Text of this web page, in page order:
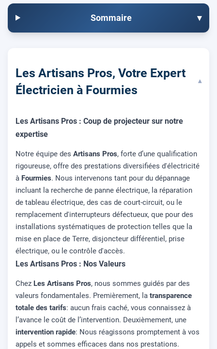
Sommaire ▾
Les Artisans Pros, Votre Expert
Électricien à Fourmies
▾
Les Artisans Pros : Coup de projecteur sur notre
expertise
Notre équipe des Artisans Pros, forte d’une qualification
rigoureuse, offre des prestations diversifiées d'électricité
à Fourmies. Nous intervenons tant pour du dépannage
incluant la recherche de panne électrique, la réparation
de tableau électrique, des cas de court-circuit, ou le
remplacement d'interrupteurs défectueux, que pour des
installations systématiques de protection telles que la
mise en place de Terre, disjoncteur différentiel, prise
électrique, ou le contrôle d'accès.
Les Artisans Pros : Nos Valeurs
Chez Les Artisans Pros, nous sommes guidés par des
valeurs fondamentales. Premièrement, la transparence
totale des tarifs: aucun frais caché, vous connaissez à
l’avance le coût de l’intervention. Deuxièmement, une
intervention rapide: Nous réagissons promptement à vos
appels et sommes efficaces dans nos prestations.